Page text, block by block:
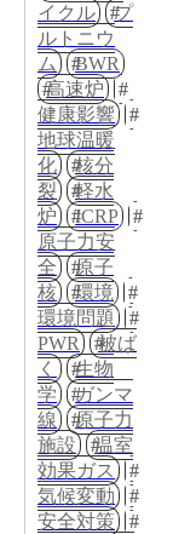
イクル
プ
ルトニウ
ム
BWR
高速炉
健康影響
地球温暖
化
核分
裂
軽水
炉
ICRP
原子力安
全
原子
核
環境
環境問題
PWR
被ば
く
生物
学
ガンマ
線
原子力
施設
温室
効果ガス
気候変動
安全対策